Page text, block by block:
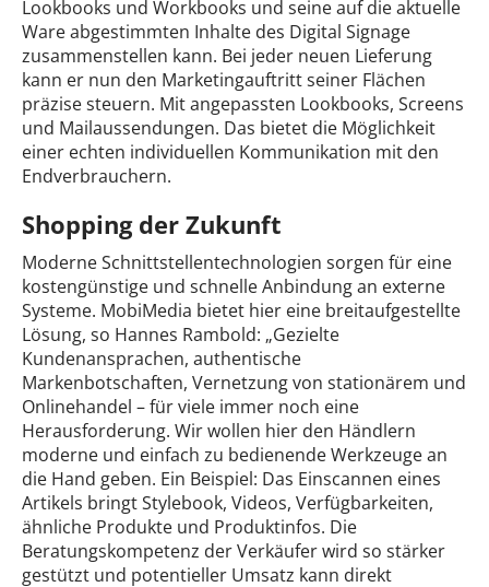
Lookbooks und Workbooks und seine auf die aktuelle
Ware abgestimmten Inhalte des Digital Signage
zusammenstellen kann. Bei jeder neuen Lieferung
kann er nun den Marketingauftritt seiner Flächen
präzise steuern. Mit angepassten Lookbooks, Screens
und Mailaussendungen. Das bietet die Möglichkeit
einer echten individuellen Kommunikation mit den
Endverbrauchern.
Shopping der Zukunft
Moderne Schnittstellentechnologien sorgen für eine
kostengünstige und schnelle Anbindung an externe
Systeme. MobiMedia bietet hier eine breitaufgestellte
Lösung, so Hannes Rambold: „Gezielte
Kundenansprachen, authentische
Markenbotschaften, Vernetzung von stationärem und
Onlinehandel – für viele immer noch eine
Herausforderung. Wir wollen hier den Händlern
moderne und einfach zu bedienende Werkzeuge an
die Hand geben. Ein Beispiel: Das Einscannen eines
Artikels bringt Stylebook, Videos, Verfügbarkeiten,
ähnliche Produkte und Produktinfos. Die
Beratungskompetenz der Verkäufer wird so stärker
gestützt und potentieller Umsatz kann direkt